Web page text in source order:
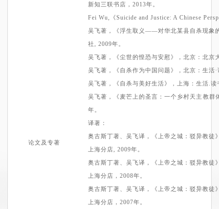
论文及专著
新知三联书店 ，2013年。
Fei Wu 《Suicide and Justice: A Chinese
吴飞著 ，
《浮生取义——对华北某县自杀现象
社
2009年。
吴飞著 ， 《尘世的惶恐与安慰》， 北京：北京
吴飞著 ， 《自杀作为中国问题》 ， 北京：生活
吴飞著 ， 《自杀与美好生活》 ， 上海 ： 生活 .
吴飞著 ，
《麦芒上的圣言：一个乡村天主教群
年。
译著 ：
奥古斯丁著、 吴飞译 ，
《上帝之城：驳异教徒
上海分店
2009年。
奥古斯丁著、 吴飞译 ，
《上帝之城：驳异教徒
上海分店 ，2008年。
奥古斯丁著、 吴飞译 ，
《上帝之城：驳异教徒
上海分店 ，2007年。